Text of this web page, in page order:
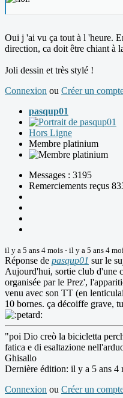
Oui j 'ai vu ça tout à l 'heure.
direction, ca doit être chiant à
Joli dessin et très stylé !
Connexion ou Créer un
pasqup01
Hors Ligne
Membre platinium
Messages : 3195
Remerciements reçus
il y a 5 ans 4 mois - il y a 5 ans 4
Réponse de pasqup01 sur le
Aujourd'hui, sortie club d'une
organisée par le Prez',
venu avec son TT (en
10 bornes. ça décoiffe grave,
"poi Dio creò la bicicletta
fatica e di esaltazione
Ghisallo
Dernière édition: il y a 5 ans 4
Connexion ou Créer un